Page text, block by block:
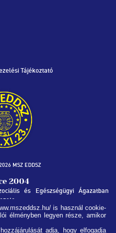
Tájékoztató
MSZ EDDSZ
2004
és Egészségügyi Ágazatban
is használ cookie-
élményben legyen része, amikor
adja, hogy elfogadja